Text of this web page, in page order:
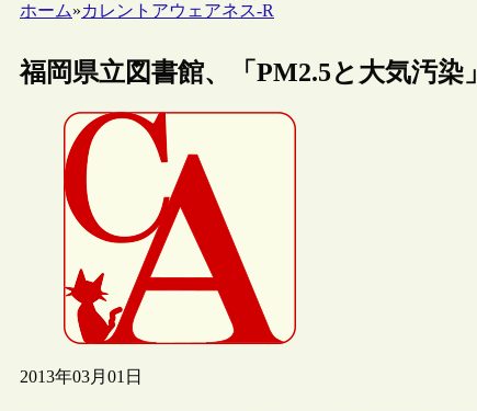
ホーム»カレントアウェアネス-R
福岡県立図書館、「PM2.5と大気汚
2013年03月01日